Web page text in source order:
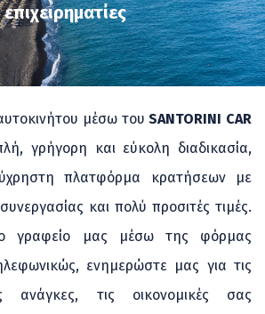
επιχειρηματίες
μέσω τουSANTORINI CAR
γρήγορη και εύκολη διαδικασία,
πλατφόρμα κρατήσεων με
και πολύ προσιτές τιμές.
γραφείο μας μέσω της φόρμας
ενημερώστε μας για τις
ανάγκες, τις οικονομικές σας